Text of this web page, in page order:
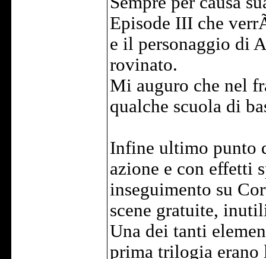
Episode III che
e il personaggio di
rovinato.
Mi auguro che nel
qualche scuola di
Infine ultimo punto
azione e con effetti
inseguimento su
scene gratuite,
Una dei tanti
prima trilogia erano